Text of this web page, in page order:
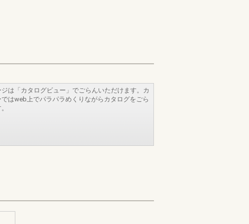
は「カタログビュー」でごらんいただけます。カ
ではweb上でパラパラめくりながらカタログをごら